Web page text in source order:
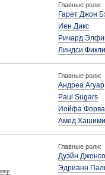
Главные роли:
Гарет Джон
Йен Дикс
Ричард
Линдси
Главные роли:
Андреа Агуар
Paul Sugars
Иойфа
Амед Хашими
Главные роли:
Дуэйн
Эдрианн